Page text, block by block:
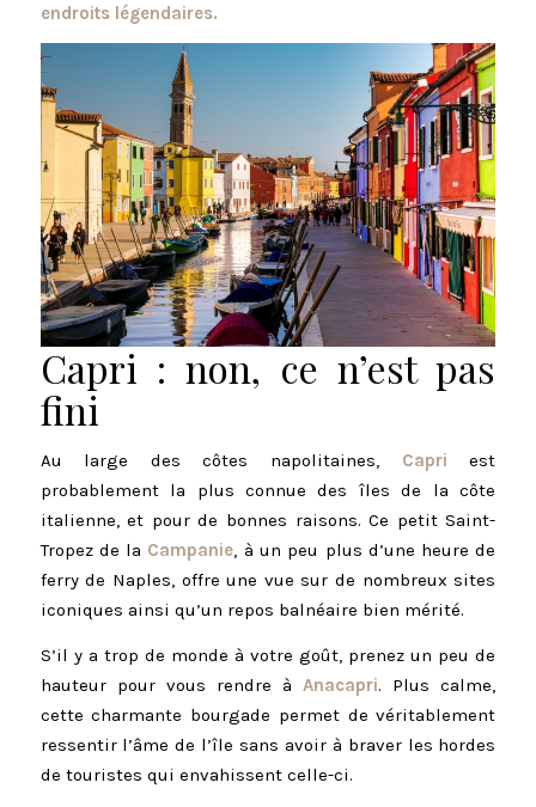
endroits légendaires.
Capri : non, ce n’est pas
fini
Au large des côtes napolitaines, Capri est
probablement la plus connue des îles de la côte
italienne, et pour de bonnes raisons. Ce petit Saint-
Tropez de la Campanie, à un peu plus d’une heure de
ferry de Naples, offre une vue sur de nombreux sites
iconiques ainsi qu’un repos balnéaire bien mérité.
S’il y a trop de monde à votre goût, prenez un peu de
hauteur pour vous rendre àAnacapri. Plus calme,
cette charmante bourgade permet de véritablement
ressentir l’âme de l’île sans avoir à braver les hordes
de touristes qui envahissent celle-ci.